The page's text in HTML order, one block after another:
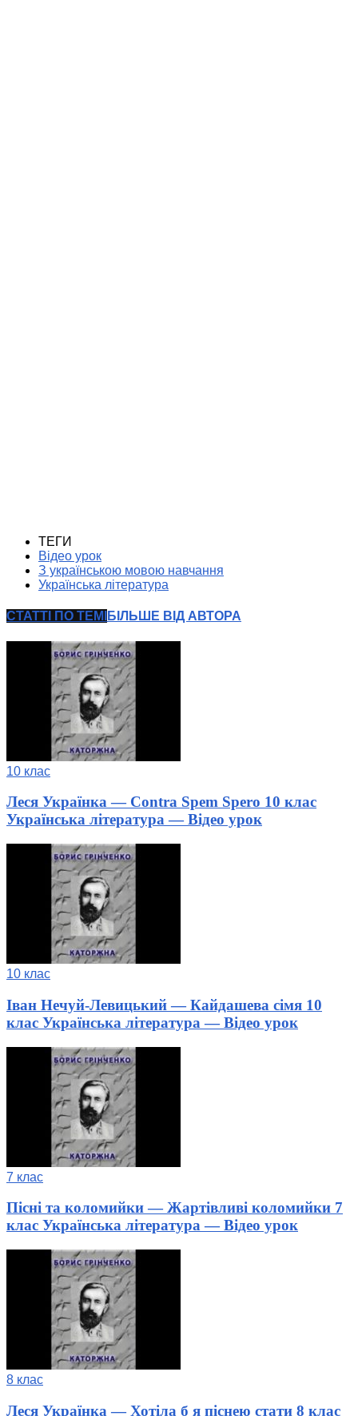
ТЕГИ
Відео урок
З українською мовою навчання
Українська література
СТАТТІ ПО ТЕМІ БІЛЬШЕ ВІД АВТОРА
10 клас
Леся Українка — Contra Spem Spero 10 клас
Українська література — Відео урок
10 клас
Іван Нечуй-Левицький — Кайдашева сімя 10
клас Українська література — Відео урок
7 клас
Пісні та коломийки — Жартівливі коломийки 7
клас Українська література — Відео урок
8 клас
Леся Українка — Хотіла б я піснею стати 8 клас